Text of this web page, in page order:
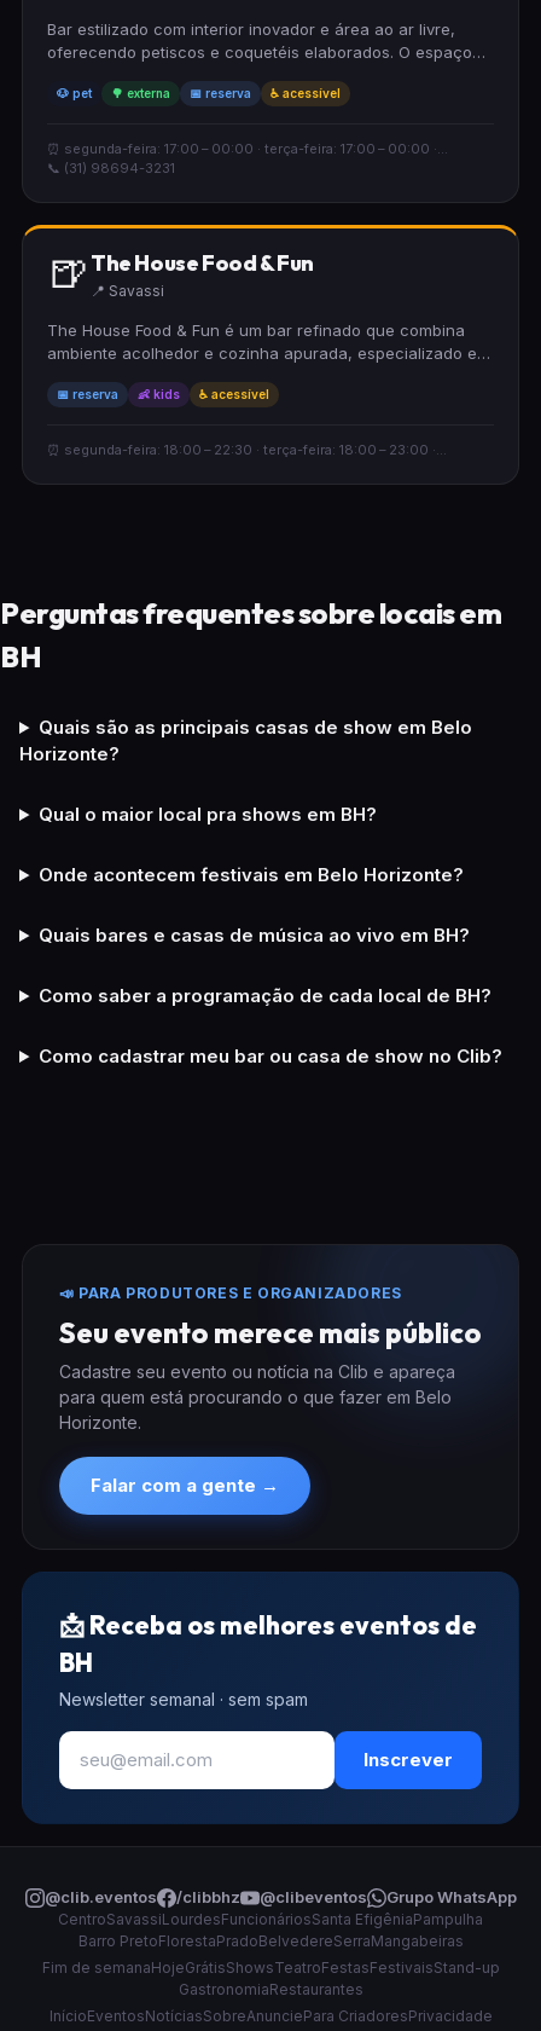
Bar estilizado com interior inovador e área ao ar livre,
oferecendo petiscos e coquetéis elaborados. O espaço
aceita reservas, proporcionando conforto e conveniência
🐶 pet 🌳 externa 📅 reserva ♿ acessível
⏰ segunda-feira: 17:00 – 00:00 · terça-feira: 17:00 – 00:00 ·...
📞 (31) 98694-3231
🍺 The House Food & Fun
📍 Savassi
The House Food & Fun é um bar refinado que combina
ambiente acolhedor e cozinha apurada, especializado em
espaço convida com design fino, incluindo mezanino, e
para cadeirantes e aceita reservas.
📅 reserva 👶 kids ♿ acessível
⏰ segunda-feira: 18:00 – 22:30 · terça-feira: 18:00 – 23:00 ·...
Perguntas frequentes sobre locais em
BH
Quais são as principais casas de show em Belo
Horizonte?
Qual o maior local pra shows em BH?
Onde acontecem festivais em Belo Horizonte?
Quais bares e casas de música ao vivo em BH?
Como saber a programação de cada local de BH?
Como cadastrar meu bar ou casa de show no Clib?
📣 PARA PRODUTORES E ORGANIZADORES
Seu evento merece mais público
Cadastre seu evento ou notícia na Clib e apareça
para quem está procurando o que fazer em Belo
Horizonte.
Falar com a gente →
📩 Receba os melhores eventos de
BH
Newsletter semanal · sem spam
Inscrever
@clib.eventos /clibbhz @clibeventos Grupo WhatsApp
CentroSavassiLourdesFuncionáriosSanta EfigêniaPampulha
Barro PretoFlorestaPradoBelvedereSerraMangabeiras
Fim de semanaHojeGrátisShowsTeatroFestasFestivaisStand-up
GastronomiaRestaurantes
InícioEventosNotíciasSobreAnunciePara CriadoresPrivacidade